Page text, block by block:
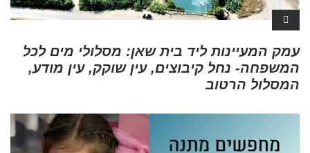
עמק המעיינות ליד בית שאן: מסלולי מים לכל
המשפחה- נחל קיבוצים, עין שוקק, עין מודע,
המסלול הרטוב